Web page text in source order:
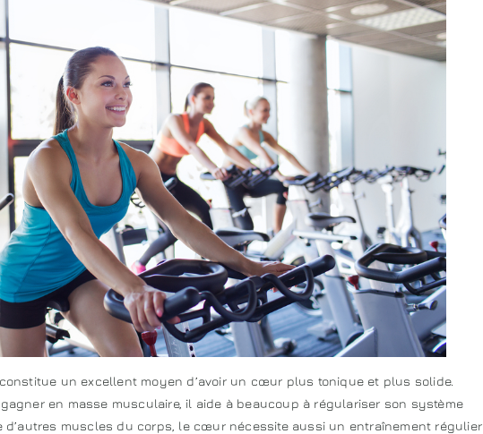
un excellent moyen d’avoir un cœur plus tonique et plus solide.
en masse musculaire, il aide à beaucoup à régulariser son système
d’autres muscles du corps, le cœur nécessite aussi un entraînement régulier